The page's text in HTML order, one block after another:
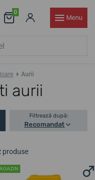
0
Menu
Aurii
aurii
Filtrează după:
Recomandat
produse